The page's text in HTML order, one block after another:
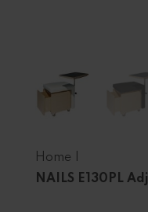
Home
NAILS E130PL